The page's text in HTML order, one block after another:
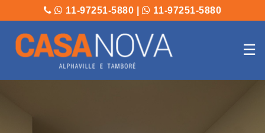
11-97251-5880 11-97251-5880
☰